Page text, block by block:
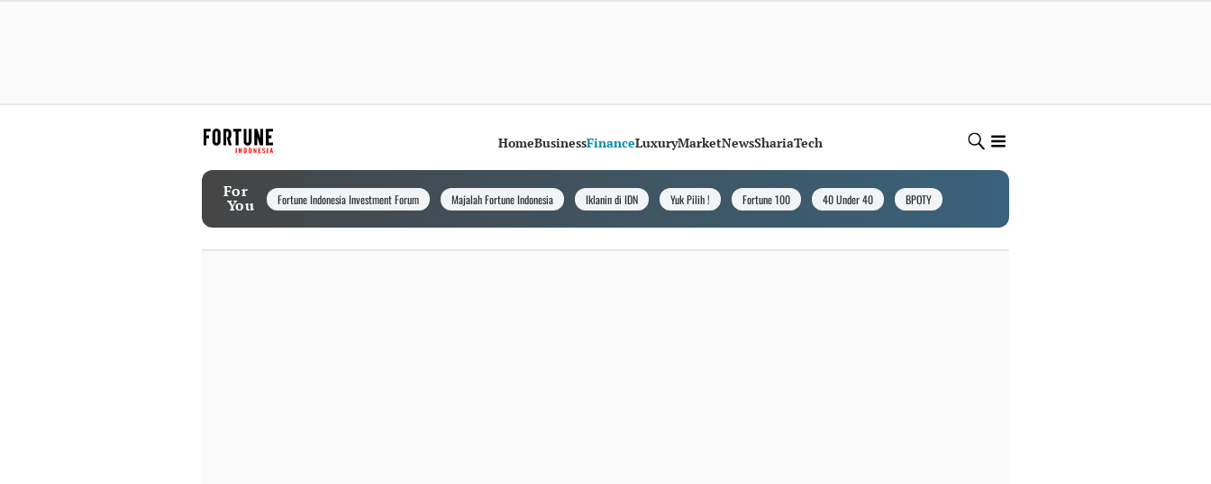
HomeBusinessFinanceLuxuryMarketNewsShariaTech
For
You Fortune Indonesia Investment Forum Majalah Fortune Indonesia Iklanin di IDN Yuk Pilih ! Fortune 100 40 Under 40 BPOTY